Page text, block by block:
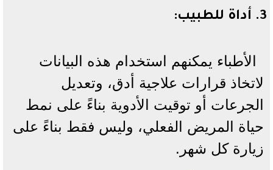
3. أداة للطبيب:
الأطباء يمكنهم استخدام هذه البيانات
لاتخاذ قرارات علاجية أدق، وتعديل
الجرعات أو توقيت الأدوية بناءً على نمط
حياة المريض الفعلي، وليس فقط بناءً على
زيارة كل شهر.